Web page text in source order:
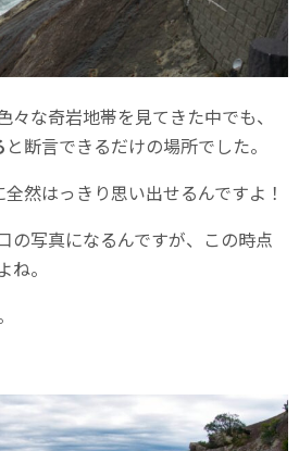
々な奇岩地帯を見てきた中でも、
と断言できるだけの場所でした。
然はっきり思い出せるんですよ！
の写真になるんですが、この時点
。